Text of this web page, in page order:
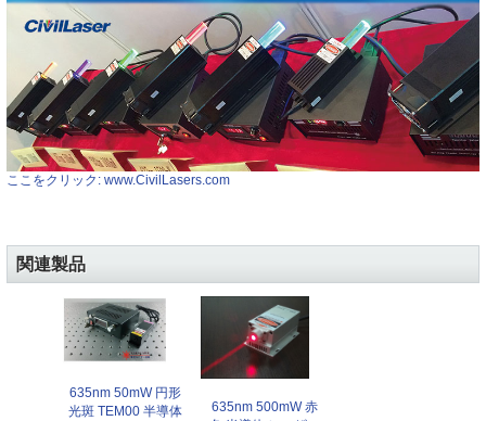
ここをクリック: www.CivilLasers.com
関連製品
635nm 50mW 円形
光斑 TEM00 半導体
635nm 500mW 赤